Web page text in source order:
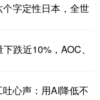
字定性日本，全世
跌近10%，AOC、
心声：用AI降低不